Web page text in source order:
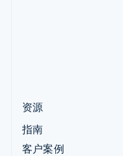
资源
指南
客户案例